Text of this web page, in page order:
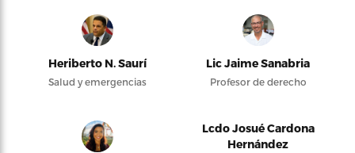
Heriberto N. Saurí
Salud y emergencias
Lic Jaime Sanabria
Profesor de derecho
Lcdo Josué Cardona
Hernández